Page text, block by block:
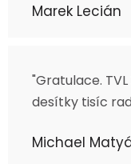
Marek Lecián
"Gratulace.
desítky tisíc
Michael